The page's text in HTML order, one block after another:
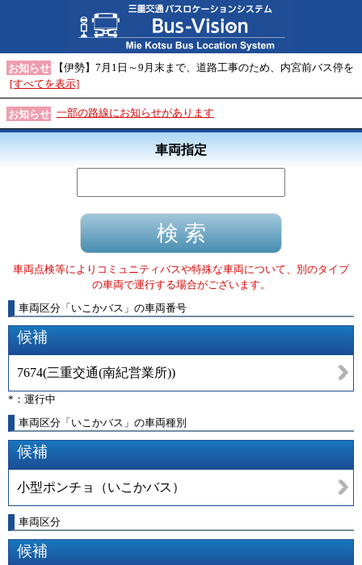
お知らせ
【伊勢】7月1日～9月末まで、道路工事のため、内宮前バス停を
[すべてを表示]
お知らせ 一部の路線にお知らせがあります
車両指定
車両点検等によりコミュニティバスや特殊な車両について、別のタイプ
の車両で運行する場合がございます。
車両区分 「 いこかバス 」 の車両番号
候補
7674(三重交通(南紀営業所))
*：運行中
車両区分「いこかバス」の車両種別
候補
小型ポンチョ（いこかバス）
車両区分
候補